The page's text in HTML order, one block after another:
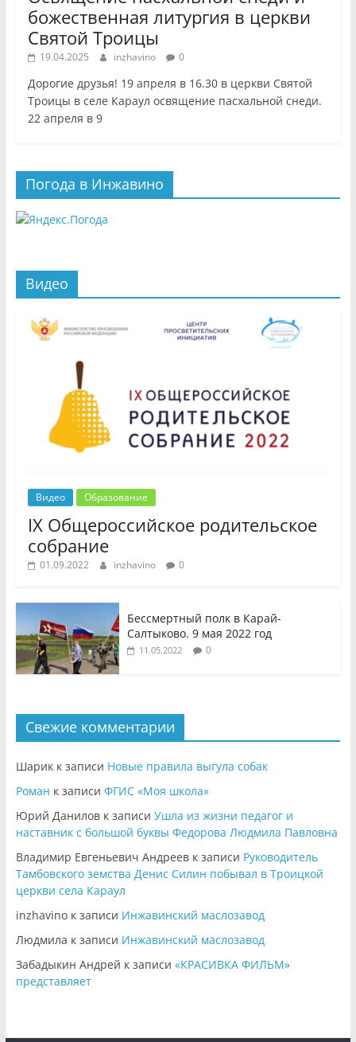
божественная литургия в церкви
Святой Троицы
19.04.2025 inzhavino 0
Дорогие друзья! 19 апреля в 16.30 в церкви Святой
Троицы в селе Караул освящение пасхальной снеди.
22 апреля в 9
Погода в Инжавино
Видео
Видео Образование
IX Общероссийское родительское
собрание
01.09.2022 inzhavino 0
Бессмертный полк в Карай-
Салтыково. 9 мая 2022 год
11.05.2022 0
Свежие комментарии
Шарикк записи Новые правила выгула собак
Роман к записи ФГИС «Моя школа»
Юрий Даниловк записи Ушла из жизни педагог и
наставник с большой буквы Федорова Людмила Павловна
Владимир Евгеньевич Андреевк записи Руководитель
Тамбовского земства Денис Силин побывал в Троицкой
церкви села Караул
inzhavinoк записи Инжавинский маслозавод
Людмила к записи Инжавинский маслозавод
Забадыкин Андрей к записи «КРАСИВКА ФИЛЬМ»
представляет